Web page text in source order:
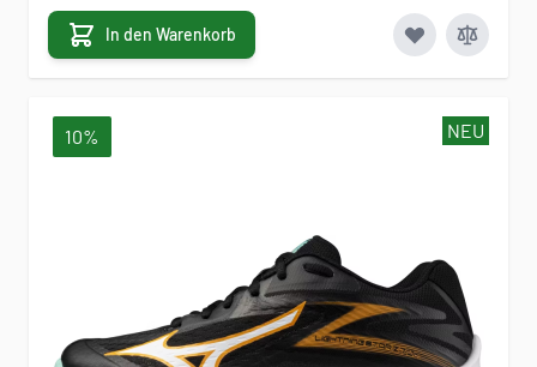
In den Warenkorb
NEU
10%